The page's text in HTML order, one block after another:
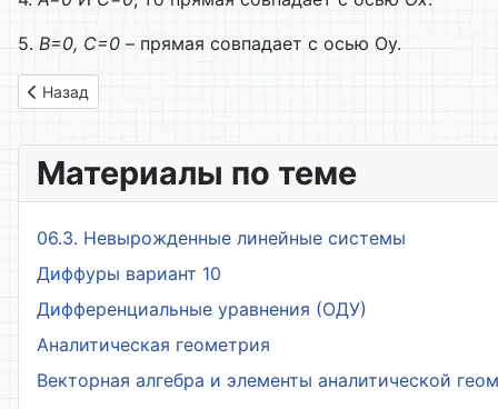
5. В=0, С=0 – прямая совпадает с осью Оy.
Предыдущий: Глава 18. Смешанное произведение векторов.
Назад
Материалы по теме
06.3. Невырожденные линейные системы
Диффуры вариант 10
Дифференциальные уравнения (ОДУ)
Аналитическая геометрия
Векторная алгебра и элементы аналитической